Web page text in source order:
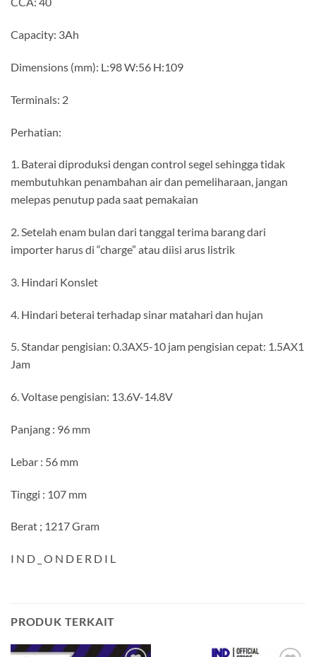
Capacity: 3Ah
Dimensions (mm): L:98 W:56 H:109
Terminals: 2
Perhatian:
1. Baterai diproduksi dengan control segel sehingga tidak
membutuhkan penambahan air dan pemeliharaan, jangan
melepas penutup pada saat pemakaian
2. Setelah enam bulan dari tanggal terima barang dari
importer harus di “charge” atau diisi arus listrik
3. Hindari Konslet
4. Hindari beterai terhadap sinar matahari dan hujan
5. Standar pengisian: 0.3AX5-10 jam pengisian cepat: 1.5AX1
Jam
6. Voltase pengisian: 13.6V-14.8V
Panjang : 96 mm
Lebar : 56 mm
Tinggi : 107 mm
Berat ; 1217 Gram
I N D _ O N D E R D I L
PRODUK TERKAIT